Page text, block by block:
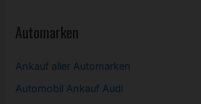
Automarken
Ankauf aller Automarken
Automobil Ankauf Audi